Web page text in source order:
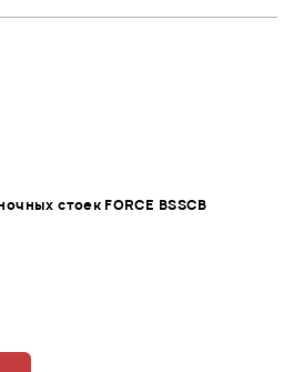
стоек FORCE BSSCB